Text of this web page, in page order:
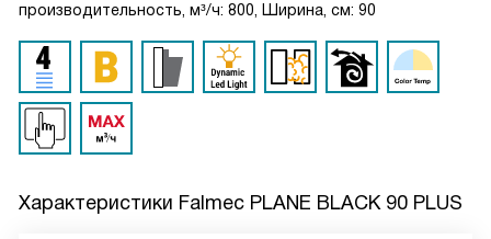
производительность, м³/ч: 800, Ширина, см: 90
Характеристики Falmec PLANE BLACK 90 PLUS